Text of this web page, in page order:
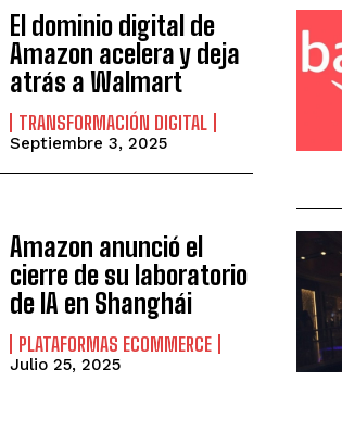
El dominio digital de
Amazon acelera y deja
atrás a Walmart
TRANSFORMACIÓN DIGITAL
Septiembre 3, 2025
Amazon anunció el
cierre de su laboratorio
de IA en Shanghái
PLATAFORMAS ECOMMERCE
Julio 25, 2025